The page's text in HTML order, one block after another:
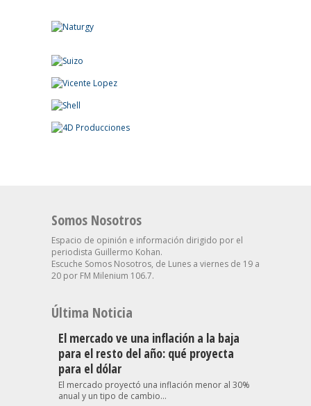
Somos Nosotros
Espacio de opinión e información dirigido por el
periodista Guillermo Kohan.
Escuche Somos Nosotros, de Lunes a viernes de 19 a
20 por FM Milenium 106.7.
Última Noticia
El mercado ve una inflación a la baja
para el resto del año: qué proyecta
para el dólar
El mercado proyectó una inflación menor al 30%
anual y un tipo de cambio...